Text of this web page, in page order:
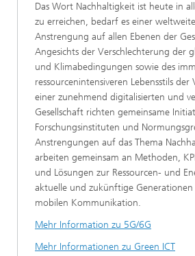
Das Wort Nachhaltigkeit ist heute in
zu erreichen, bedarf es einer
Anstrengung auf allen Ebenen der
Angesichts der Verschlechterung der
und Klimabedingungen sowie des
ressourcenintensiveren Lebensstils der
einer zunehmend digitalisierten und
Gesellschaft richten gemeinsame
Forschungsinstituten und
Anstrengungen auf das Thema
arbeiten gemeinsam an Methoden,
und Lösungen zur Ressourcen- und
aktuelle und zukünftige Generationen
mobilen Kommunikation.
Mehr Information zu 5G/6G
Mehr Informationen zu Green ICT